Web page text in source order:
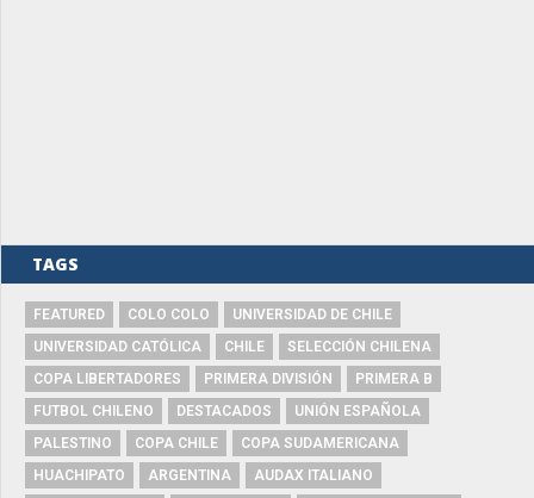
TAGS
FEATURED COLO COLO
UNIVERSIDAD DE CHILE
UNIVERSIDAD CATÓLICA
CHILE
SELECCIÓN CHILENA
COPA LIBERTADORES
PRIMERA DIVISIÓN
PRIMERA B
FUTBOL CHILENO
DESTACADOS
UNIÓN ESPAÑOLA
PALESTINO
COPA CHILE
COPA SUDAMERICANA
HUACHIPATO
ARGENTINA
AUDAX ITALIANO